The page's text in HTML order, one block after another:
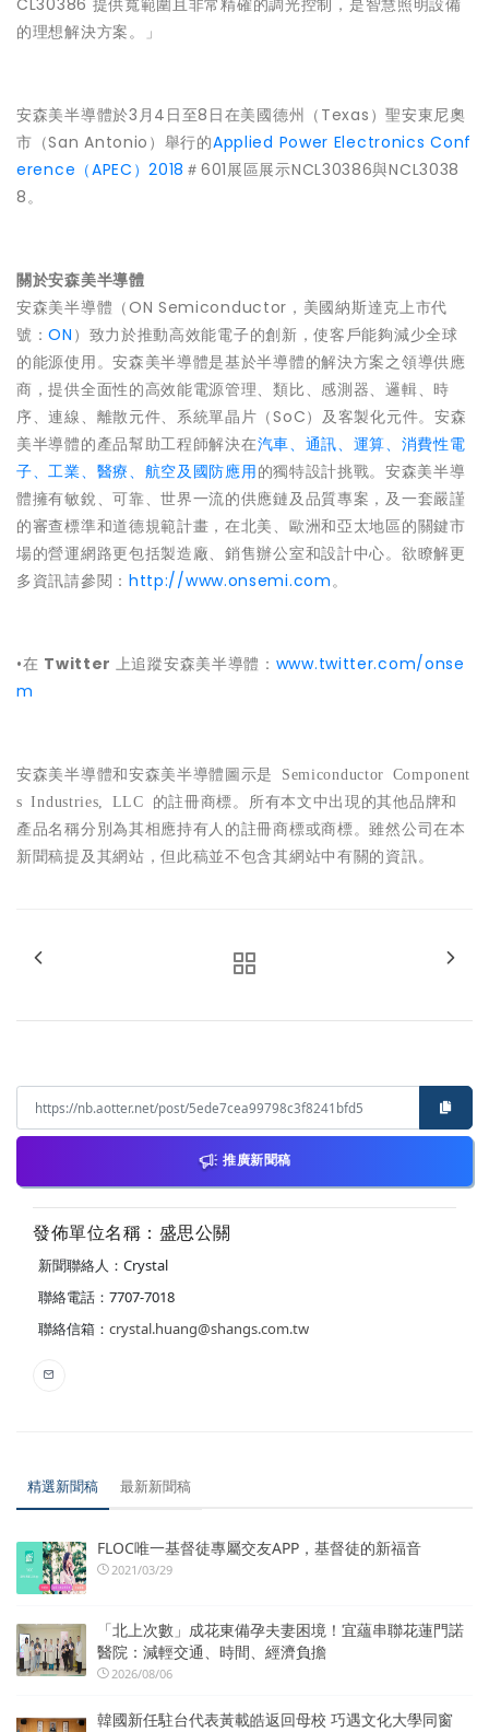
CL30386 提供寬範圍且非常精確的調光控制，是智慧照明設備
的理想解決方案。」
安森美半導體於3月4日至8日在美國德州（Texas）聖安東尼奧
市（San Antonio）舉行的Applied Power Electronics Conf
erence（APEC）2018 ＃601展區展示NCL30386與NCL3038
8。
關於安森美半導體
安森美半導體（ON Semiconductor，美國納斯達克上市代
號：ON ）致力於推動高效能電子的創新，使客戶能夠減少全球
的能源使用。安森美半導體是基於半導體的解決方案之領導供應
商，提供全面性的高效能電源管理、類比、感測器、邏輯、時
序、連線、離散元件、系統單晶片（SoC）及客製化元件。安森
美半導體的產品幫助工程師解決在汽車、通訊、運算、消費性電
子、工業、醫療、航空及國防應用的獨特設計挑戰。安森美半導
體擁有敏銳、可靠、世界一流的供應鏈及品質專案，及一套嚴謹
的審查標準和道德規範計畫，在北美、歐洲和亞太地區的關鍵市
場的營運網路更包括製造廠、銷售辦公室和設計中心。欲瞭解更
多資訊請參閱： http://www.onsemi.com。
•在 Twitter 上追蹤安森美半導體： www.twitter.com/onse
m
安森美半導體和安森美半導體圖示是
Semiconductor Component
s Industries, LLC 的註冊商標。所有本文中出現的其他品牌和
產品名稱分別為其相應持有人的註冊商標或商標。雖然公司在本
新聞稿提及其網站，但此稿並不包含其網站中有關的資訊。
推廣新聞稿
發佈單位名稱：盛思公關
新聞聯絡人：Crystal
聯絡電話：7707-7018
聯絡信箱： crystal.huang@shangs.com.tw
精選新聞稿 最新新聞稿
FLOC唯一基督徒專屬交友APP，基督徒的新福音
2021/03/29
「北上次數」成花東備孕夫妻困境！宜蘊串聯花蓮門諾
醫院：減輕交通、時間、經濟負擔
2026/08/06
韓國新任駐台代表黃載皓返回母校 巧遇文化大學同窗